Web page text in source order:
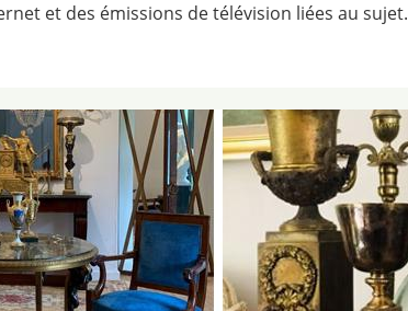
et des émissions de télévision liées au sujet.